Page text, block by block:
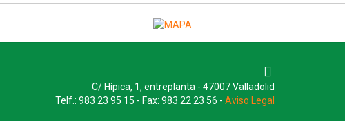
C/ Hípica, 1, entreplanta - 47007 Valladolid
Telf.: 983 23 95 15 - Fax: 983 22 23 56 - Aviso Legal